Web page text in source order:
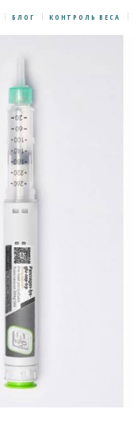
БЛОГ КОНТРОЛЬ ВЕСА